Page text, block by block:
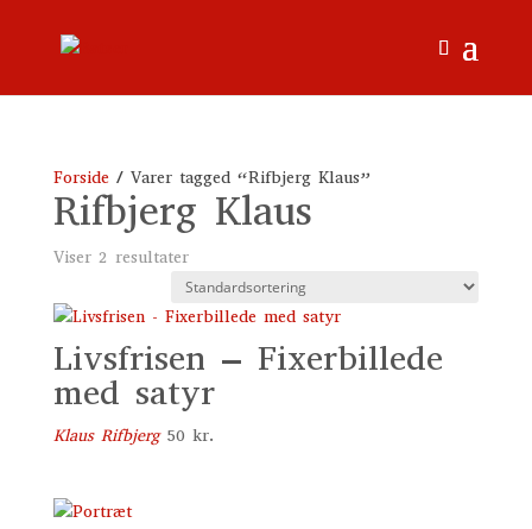
Forside/ Varer tagged “Rifbjerg Klaus”
Rifbjerg Klaus
Viser 2 resultater
Livsfrisen – Fixerbillede
med satyr
Klaus Rifbjerg 50 kr.